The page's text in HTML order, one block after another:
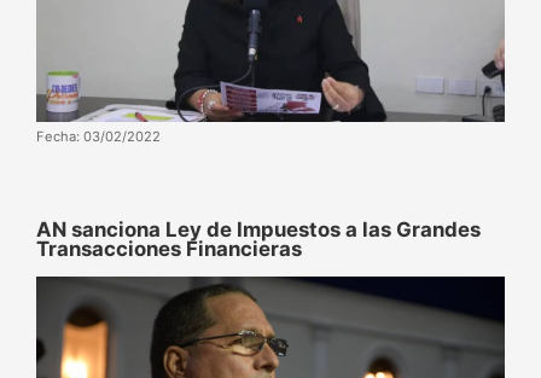
Fecha: 03/02/2022
AN sanciona Ley de Impuestos a las Grandes
Transacciones Financieras